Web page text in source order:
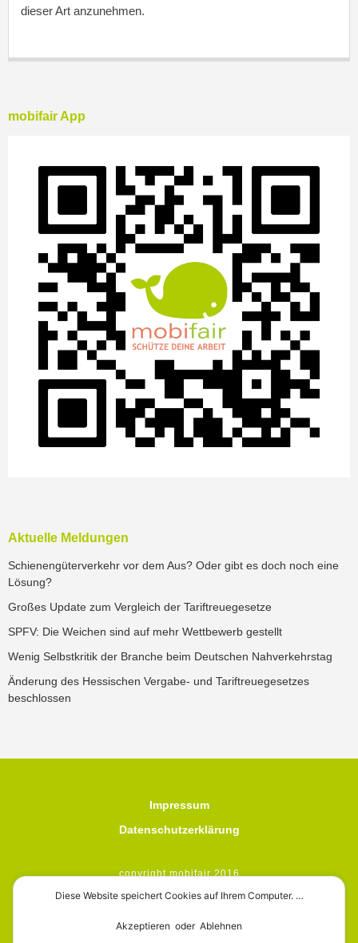
dieser Art anzunehmen.
mobifair App
Aktuelle Meldungen
Schienengüterverkehr vor dem Aus? Oder gibt es doch noch eine
Lösung?
Großes Update zum Vergleich der Tariftreuegesetze
SPFV: Die Weichen sind auf mehr Wettbewerb gestellt
Wenig Selbstkritik der Branche beim Deutschen Nahverkehrstag
Änderung des Hessischen Vergabe- und Tariftreuegesetzes
beschlossen
Impressum
Datenschutzerklärung
copyright mobifair 2016
Diese Website speichert Cookies auf Ihrem Computer. …
Akzeptieren oder Ablehnen